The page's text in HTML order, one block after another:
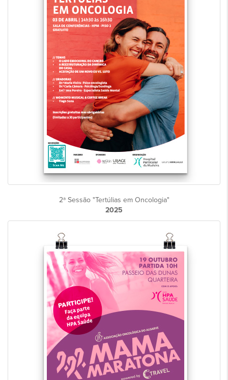
2ª Sessão "Tertúlias em Oncologia"
2025